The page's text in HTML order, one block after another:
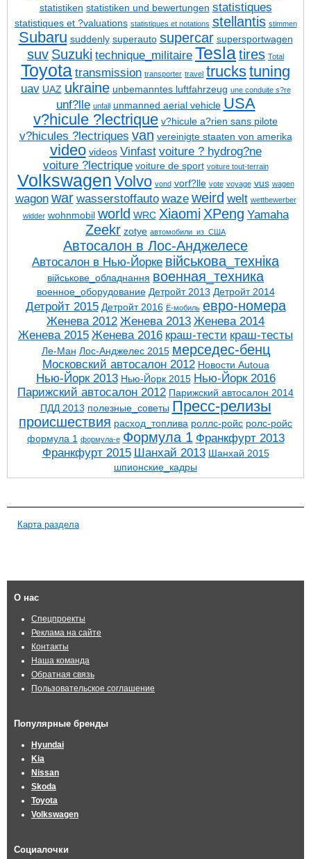
statistiken statistiken und bewertungen statistiques
statistiques et ?valuations statistiques et notations stellantis stimmen
Subaru suddenly superauto supercar supersportwagen
suv Suzuki technique_militaire Teslatires Total
Toyota transmission transporter travel truckstuning
uav UAZ ukraine unbemanntes luftfahrzeug une conduite s?re
unf?lle unfall unmanned aerial vehicle USA
v?hicule ?lectrique v?hicule a?rien sans pilote
v?hicules ?lectriques van vereinigte staaten von amerika
video videos Vinfast voiture ? hydrog?ne
voiture ?lectrique voiture de sport voiture tout-terrain
Volkswagen Volvo vond vorf?lle vote voyage vus wagen
wagon war wasserstoffauto waze weird welt wettbewerber
widder wohnmobil world WRC Xiaomi XPeng Yamaha
Zeekr zotye автомобили_из_США
Автосалон в Лос-Анджелесе
Автосалон в Нью-Йорке військова_техніка
військове_обладнання военная_техника
военное_оборудование Детройт 2013 Детройт 2014
Детройт 2015 Детройт 2016 Ё-мобиль евро-номера
Женева 2012 Женева 2013 Женева 2014
Женева 2015 Женева 2016 краш-тести краш-тесты
Ле-Ман Лос-Анджелес 2015 мерседес-бенц
Московский автосалон 2012 Новости Autoua
Нью-Йорк 2013 Нью-Йорк 2015 Нью-Йорк 2016
Парижский автосалон 2012 Парижский автосалон 2014
ПДД 2013 полезные_советы Пресс-релизы
проиcшествия расход_топлива роллс-ройс ролс-ройс
формула 1 формула-е Формула 1 Франкфурт 2013
Франкфурт 2015 Шанхай 2013 Шанхай 2015
шпионские_кадры
Карта раздела
О нас
Спецпроекты
Реклама на сайте
Контакты
Наша команда
Обратная связь
Пользовательское соглашение
Популярные бренды
Hyundai
Kia
Nissan
Skoda
Toyota
Volkswagen
Социалочки